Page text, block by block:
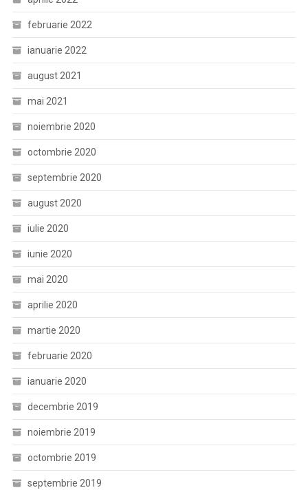
februarie 2022
ianuarie 2022
august 2021
mai 2021
noiembrie 2020
octombrie 2020
septembrie 2020
august 2020
iulie 2020
iunie 2020
mai 2020
aprilie 2020
martie 2020
februarie 2020
ianuarie 2020
decembrie 2019
noiembrie 2019
octombrie 2019
septembrie 2019